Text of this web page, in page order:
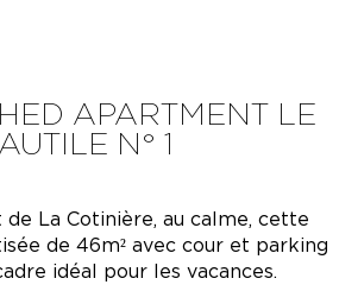
APARTMENT LE
N° 1
La Cotinière, au calme, cette
de 46m² avec cour et parking
idéal pour les vacances.